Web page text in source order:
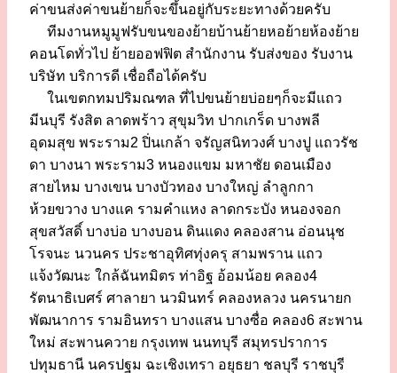
ค่าขนส่งค่าขนย้ายก็จะขึ้นอยู่กับระยะทางด้วยครับ
ทีมงานหมูมูฟรับขนของย้ายบ้านย้ายหอย้ายห้องย้าย
คอนโดทั่วไป ย้ายออฟฟิต สำนักงาน รับส่งของ รับงาน
บริษัท บริการดี เชื่อถือได้ครับ
ในเขตกทมปริมณฑล ที่ไปขนย้ายบ่อยๆก็จะมีแถว
มีนบุรี รังสิต ลาดพร้าว สุขุมวิท ปากเกร็ด บางพลี
อุดมสุข พระราม2 ปิ่นเกล้า จรัญสนิทวงศ์ บางปู แถวรัช
ดา บางนา พระราม3 หนองแขม มหาชัย ดอนเมือง
สายไหม บางเขน บางบัวทอง บางใหญ่ ลำลูกกา
ห้วยขวาง บางแค รามคำแหง ลาดกระบัง หนองจอก
สุขสวัสดิ์ บางบ่อ บางบอน ดินแดง คลองสาน อ่อนนุช
โรจนะ นวนคร ประชาอุทิศทุ่งครุ สามพราน แถว
แจ้งวัฒนะ ใกล้ฉันทมิตร ท่าอิฐ อ้อมน้อย คลอง4
รัตนาธิเบศร์ ศาลายา นวมินทร์ คลองหลวง นครนายก
พัฒนาการ รามอินทรา บางแสน บางซื่อ คลอง6 สะพาน
ใหม่ สะพานควาย กรุงเทพ นนทบุรี สมุทรปราการ
ปทุมธานี นครปฐม ฉะเชิงเทรา อยุธยา ชลบุรี ราชบุรี